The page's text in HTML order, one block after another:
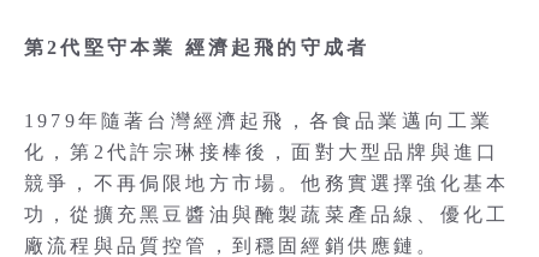
第2代堅守本業 經濟起飛的守成者
1979年隨著台灣經濟起飛，各食品業邁向工業
化，第2代許宗琳接棒後，面對大型品牌與進口
競爭，不再侷限地方市場。他務實選擇強化基本
功，從擴充黑豆醬油與醃製蔬菜產品線、優化工
廠流程與品質控管，到穩固經銷供應鏈。